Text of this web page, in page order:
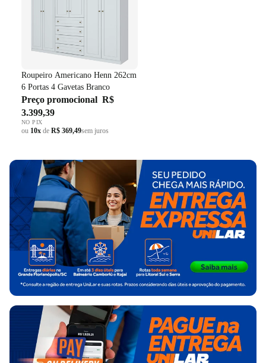
Roupeiro Americano Henn 262cm
6 Portas 4 Gavetas Branco
Preço promocional R$
3.399,39
NO PIX
ou 10x de R$ 369,49sem juros